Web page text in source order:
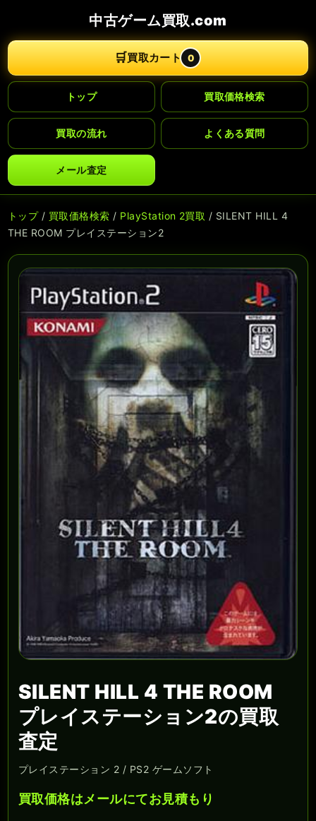
中古ゲーム買取.com
🛒買取カート 0
トップ 買取価格検索
買取の流れ よくある質問
メール査定
トップ/ 買取価格検索 / PlayStation 2買取 / SILENT HILL 4
THE ROOM プレイステーション2
SILENT HILL 4 THE ROOM
プレイステーション2の買取
査定
プレイステーション 2 / PS2 ゲームソフト
買取価格はメールにてお見積もり